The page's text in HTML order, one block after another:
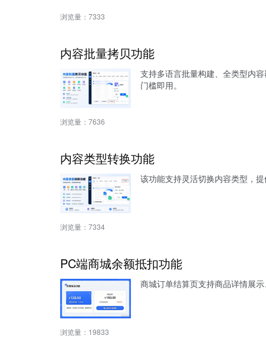
浏览量： 7333
内容批量拷贝功能
支持多语言批量构建、全类型内
门槛即用。
浏览量： 7636
内容类型转换功能
该功能支持灵活切换内容类型，
浏览量： 7334
PC端商城余额抵扣功能
商城订单结算页支持商品详情展
浏览量： 19833